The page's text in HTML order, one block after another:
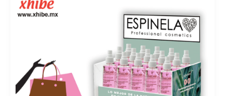
EL
POSICIONAMIENTO
EL
ÉXITO